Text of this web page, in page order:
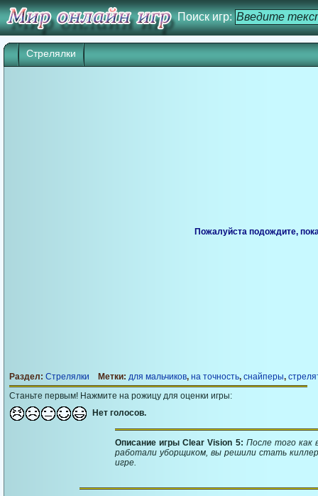
Поиск игр:
Стрелялки
Пожалуйста подождите,
Раздел: Стрелялки Метки: для мальчиков, на точность, снайперы,
Станьте первым! Нажмите на рожицу для оценки игры:
Нет голосов.
Описание игры Clear Vision 5: После того как
работали уборщиком, вы решили стать
игре.